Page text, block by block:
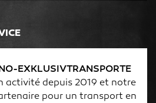
EXKLUSIVTRANSPORTE
activité depuis 2019 et notre
pour un transport en